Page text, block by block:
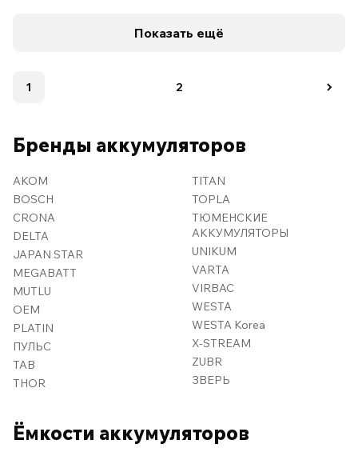
Показать ещё
1 2
Бренды аккумуляторов
AKOM
BOSCH
CRONA
DELTA
JAPAN STAR
MEGABATT
MUTLU
OEM
PLATIN
ПУЛЬС
TAB
THOR
TITAN
TOPLA
ТЮМЕНСКИЕ
АККУМУЛЯТОРЫ
UNIKUM
VARTA
VIRBAC
WESTA
WESTA Korea
X-STREAM
ZUBR
ЗВЕРЬ
Ёмкости аккумуляторов